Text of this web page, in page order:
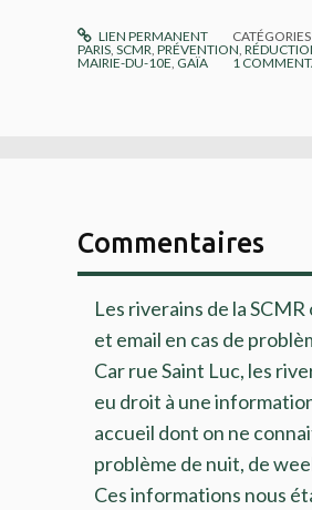
LIEN PERMANENT
PARIS, SCMR, PRÉVENTION,
MAIRIE-DU-10E, GAÏA 1
Commentaires
Les riverains de la
et email en cas de
Car rue Saint Luc, les
eu droit à une
accueil dont on ne
problème de nuit, de
Ces informations nous